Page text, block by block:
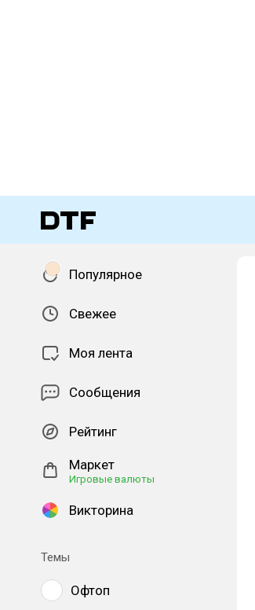
Популярное
Свежее
Моя лента
Сообщения
Рейтинг
Маркет
Игровые валюты
Викторина
Темы
Офтоп